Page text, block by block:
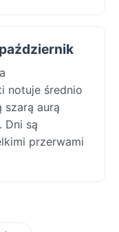
notuje średnio
szarą aurą
Dni są
przerwami